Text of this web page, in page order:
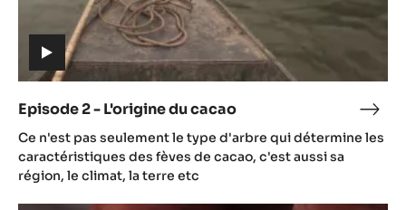
(includes
Episode 2 - L'origine du cacao
(includes
video)
2
Ce n'est pas seulement le type d'arbre qui détermine les
caractéristiques des fèves de cacao, c'est aussi sa
région, le climat, la terre etc